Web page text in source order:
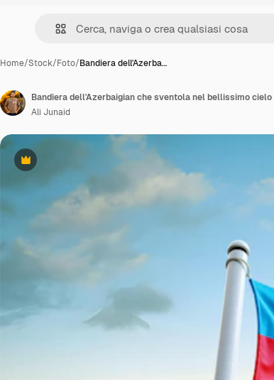
Home/Stock/Foto/Bandiera dell'Azerba…
Premium
Bandiera dell'Azerbaigian che sventola nel bellissimo cielo
Ali Junaid